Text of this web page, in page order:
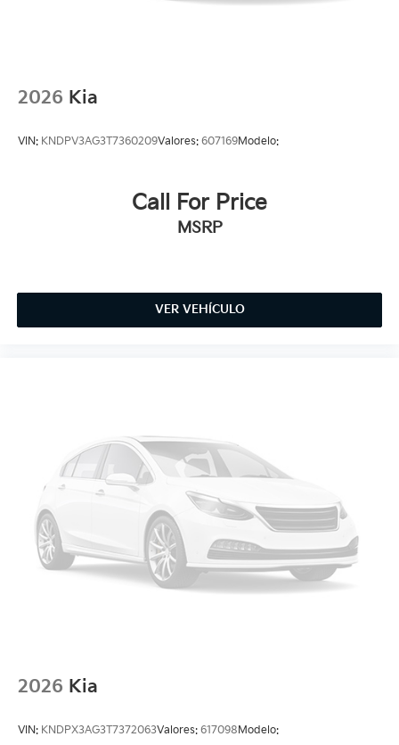
2026 Kia
VIN: KNDPV3AG3T7360209Valores: 607169Modelo:
Call For Price
MSRP
VER VEHÍCULO
2026 Kia
VIN: KNDPX3AG3T7372063Valores: 617098 Modelo: